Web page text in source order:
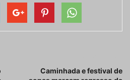
Caminhada e festival de